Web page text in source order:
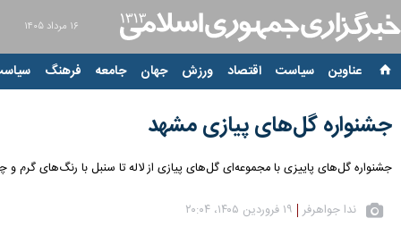
۱۶ مرداد ۱۴۰۵
عناوین‌ سیاست اقتصاد ورزش جهان جامعه فرهنگ
جشنواره گل‌های پیازی مشهد
جشنواره گل‌های پاییزی با مجموعه‌ای گل‌های پیازی از لاله تا سنبل با رنگ‌های گرم
ندا جواهرفر ۱۹ فروردین ۱۴۰۵، ۲۰:۰۴